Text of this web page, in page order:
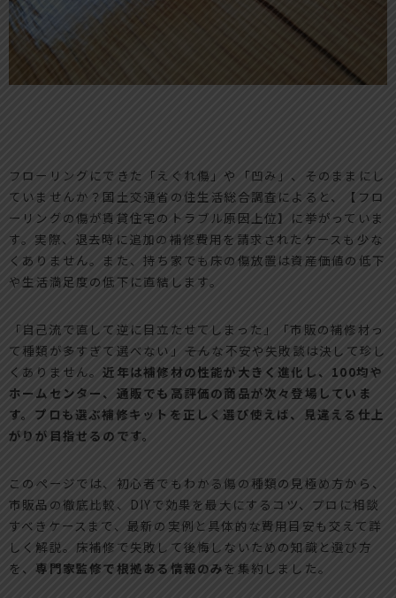
フローリングにできた「えぐれ傷」や「凹み」、そのままにし
ていませんか？国土交通省の住生活総合調査によると、【フロ
ーリングの傷が賃貸住宅のトラブル原因上位】に挙がっていま
す。実際、退去時に追加の補修費用を請求されたケースも少な
くありません。また、持ち家でも床の傷放置は資産価値の低下
や生活満足度の低下に直結します。
「自己流で直して逆に目立たせてしまった」「市販の補修材っ
て種類が多すぎて選べない」――そんな不安や失敗談は決して珍し
くありません。近年は補修材の性能が大きく進化し、100均や
ホームセンター、通販でも高評価の商品が次々登場していま
す。プロも選ぶ補修キットを正しく選び使えば、見違える仕上
がりが目指せるのです。
このページでは、初心者でもわかる傷の種類の見極め方から、
市販品の徹底比較、DIYで効果を最大にするコツ、プロに相談
すべきケースまで、最新の実例と具体的な費用目安も交えて詳
しく解説。床補修で失敗して後悔しないための知識と選び方
を、専門家監修で根拠ある情報のみを集約しました。